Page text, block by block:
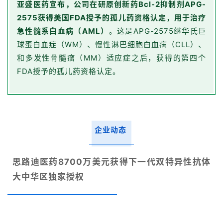
药
亚盛医药宣布，公司在研原创新药Bcl-2抑制剂APG-
2575获得美国FDA授予的孤儿药资格认定，用于治疗
急性髓系白血病（AML） 。这是APG-2575继华氏巨
球蛋白血症（WM）、慢性淋巴细胞白血病（CLL）、
和多发性骨髓瘤（MM）适应症之后，获得的第四个
FDA授予的孤儿药资格认定。
企业动态
思路迪医药8700万美元获得下一代双特异性抗体
大中华区独家授权